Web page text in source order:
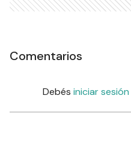
Comentarios
Debés iniciar sesión